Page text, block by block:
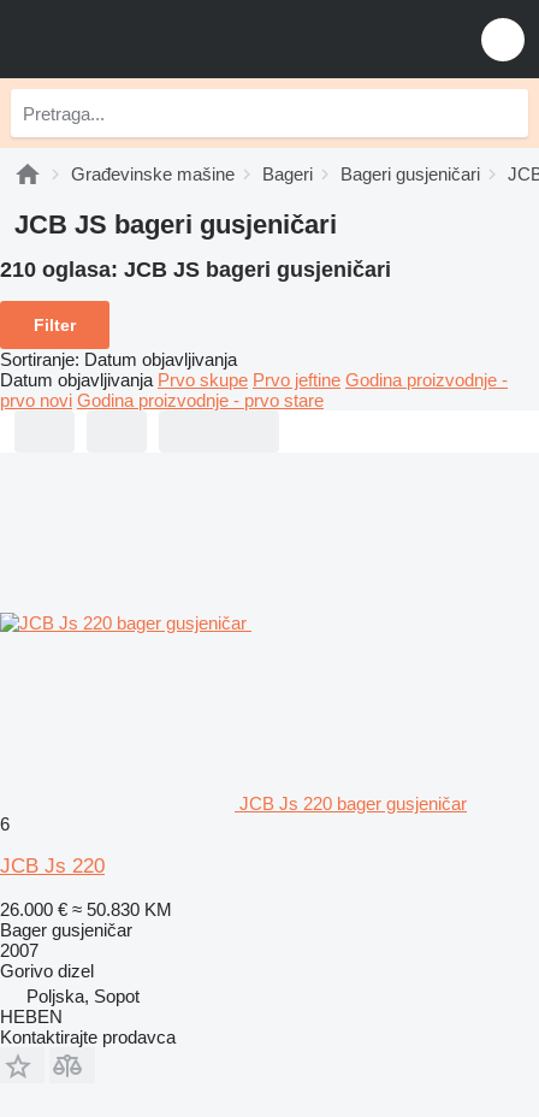
Građevinske mašine Bageri Bageri gusjeničari
JCB JS bageri gusjeničari
210 oglasa: JCB JS bageri gusjeničari
Filter
Sortiranje: Datum objavljivanja
Datum objavljivanja Prvo skupe Prvo jeftine Godina proizvodnje -
prvo novi Godina proizvodnje - prvo stare
JCB Js 220 bager gusjeničar
6
JCB Js 220
26.000 € ≈ 50.830 KM
Bager gusjeničar
2007
Gorivo dizel
Poljska, Sopot
HEBEN
Kontaktirajte prodavca